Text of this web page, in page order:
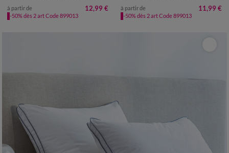
à partir de 12,99 €
-50% dès 2 art Code 899013
à partir de 11,99 €
-50% dès 2 art Code 899013